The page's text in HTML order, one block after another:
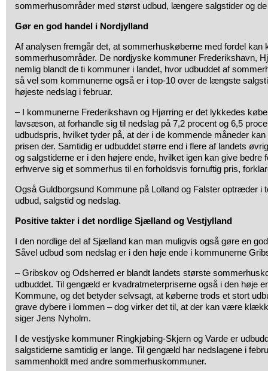
sommerhusområder med størst udbud, længere salgstider og
Gør en god handel i Nordjylland
Af analysen fremgår det, at sommerhuskøberne med fordel kan
sommerhusområder. De nordjyske kommuner Frederikshavn,
nemlig blandt de ti kommuner i landet, hvor udbuddet af
så vel som kommunerne også er i top-10 over de længste
højeste nedslag i februar.
– I kommunerne Frederikshavn og Hjørring er det lykkedes
lavsæson, at forhandle sig til nedslag på 7,2 procent og 6,5
udbudspris, hvilket tyder på, at der i de kommende måneder
prisen der. Samtidig er udbuddet større end i flere af landets
og salgstiderne er i den højere ende, hvilket igen kan give bedre
erhverve sig et sommerhus til en forholdsvis fornuftig pris,
Også Guldborgsund Kommune på Lolland og Falster optræder i
udbud, salgstid og nedslag.
Positive takter i det nordlige Sjælland og Vestjylland
I den nordlige del af Sjælland kan man muligvis også gøre en
Såvel udbud som nedslag er i den høje ende i kommunerne
– Gribskov og Odsherred er blandt landets største
udbuddet. Til gengæld er kvadratmeterpriserne også i den høje
Kommune, og det betyder selvsagt, at køberne trods et stort
grave dybere i lommen – dog virker det til, at der kan være
siger Jens Nyholm.
I de vestjyske kommuner Ringkjøbing-Skjern og Varde er
salgstiderne samtidig er lange. Til gengæld har nedslagene i
sammenholdt med andre sommerhuskommuner.